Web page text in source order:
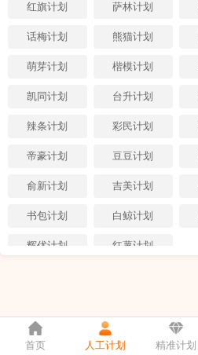
红旗计划 萨林计划
话梅计划 熊猫计划
萌芽计划 楷模计划
凯同计划 台升计划
辣条计划 彩民计划
帝豪计划 豆豆计划
俞新计划 吉美计划
书包计划 白鲸计划
辉优计划 红薯计划
首页 人工计划 精准计划